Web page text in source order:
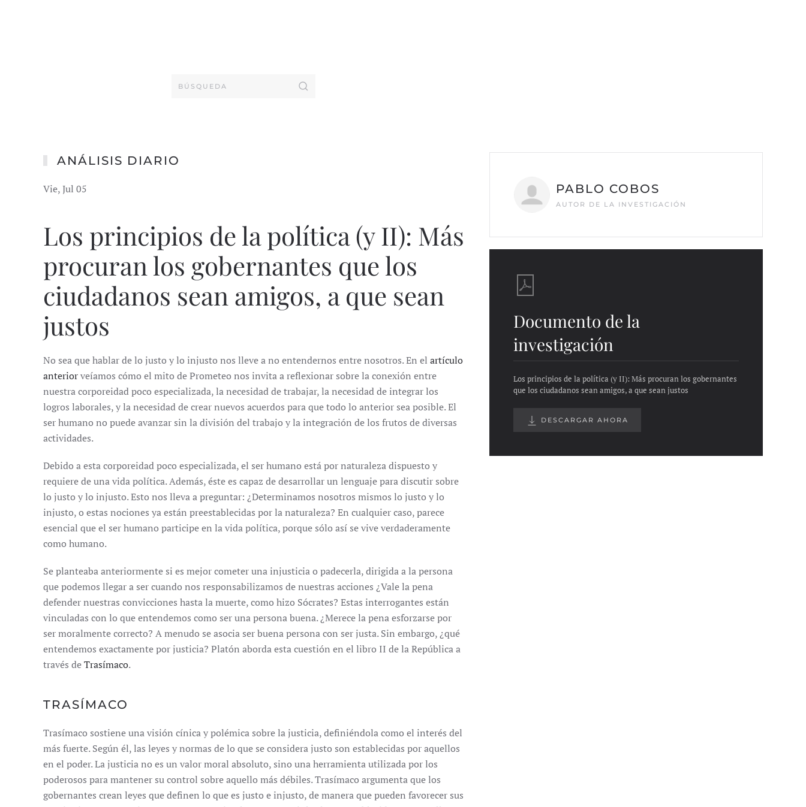
ANÁLISIS DIARIO
Vie, Jul 05
Los principios de la política (y II): Más
procuran los gobernantes que los
ciudadanos sean amigos, a que sean
justos
No sea que hablar de lo justo y lo injusto nos lleve a no entendernos entre nosotros. En el artículo
anteriorveíamos cómo el mito de Prometeo nos invita a reflexionar sobre la conexión entre
nuestra corporeidad poco especializada, la necesidad de trabajar, la necesidad de integrar los
logros laborales, y la necesidad de crear nuevos acuerdos para que todo lo anterior sea posible. El
ser humano no puede avanzar sin la división del trabajo y la integración de los frutos de diversas
actividades.
Debido a esta corporeidad poco especializada, el ser humano está por naturaleza dispuesto y
requiere de una vida política. Además, éste es capaz de desarrollar un lenguaje para discutir sobre
lo justo y lo injusto. Esto nos lleva a preguntar: ¿Determinamos nosotros mismos lo justo y lo
injusto, o estas nociones ya están preestablecidas por la naturaleza? En cualquier caso, parece
esencial que el ser humano participe en la vida política, porque sólo así se vive verdaderamente
como humano.
Se planteaba anteriormente si es mejor cometer una injusticia o padecerla, dirigida a la persona
que podemos llegar a ser cuando nos responsabilizamos de nuestras acciones ¿Vale la pena
defender nuestras convicciones hasta la muerte, como hizo Sócrates? Estas interrogantes están
vinculadas con lo que entendemos como ser una persona buena. ¿Merece la pena esforzarse por
ser moralmente correcto? A menudo se asocia ser buena persona con ser justa. Sin embargo, ¿qué
entendemos exactamente por justicia? Platón aborda esta cuestión en el libro II de la República a
través deTrasímaco.
TRASÍMACO
Trasímaco sostiene una visión cínica y polémica sobre la justicia, definiéndola como el interés del
más fuerte. Según él, las leyes y normas de lo que se considera justo son establecidas por aquellos
en el poder. La justicia no es un valor moral absoluto, sino una herramienta utilizada por los
poderosos para mantener su control sobre aquello más débiles. Trasímaco argumenta que los
gobernantes crean leyes que definen lo que es justo e injusto, de manera que pueden favorecer sus
PABLO COBOS
AUTOR DE LA INVESTIGACIÓN
Documento de la
investigación
Los principios de la política (y II): Más procuran los gobernantes
que los ciudadanos sean amigos, a que sean justos
DESCARGAR AHORA